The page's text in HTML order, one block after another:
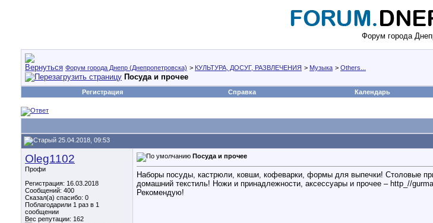
Форум города
Форум города Днепр (Днепропетровска) > КУЛЬТУРА, ДОСУГ, РАЗВЛЕЧЕНИЯ > Музыка > Others...
Посуда и прочее
Регистрация Справка Календарь
25.04.2018, 09:53
Oleg1102
Профи
Регистрация: 16.03.2018
Сообщений: 400
Сказал(а) спасибо: 0
Поблагодарили 1 раз в 1
сообщении
Вес репутации: 162
Посуда и прочее
Наборы посуды, кастрюли, ковши, кофеварки, формы для выпечки! Столовые
домашний текстиль! Ножи и принадлежности, аксессуары и прочее – http_//
Рекомендую!